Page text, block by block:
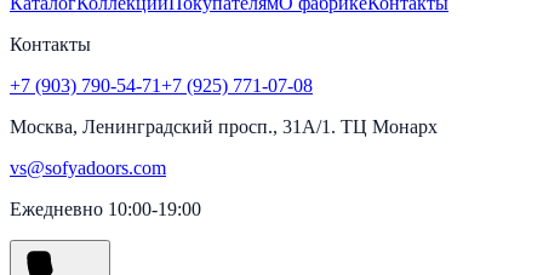
Контакты
+7 (903) 790-54-71+7 (925) 771-07-08
Москва, Ленинградский просп., 31А/1. ТЦ Монарх
vs@sofyadoors.com
Ежедневно 10:00-19:00